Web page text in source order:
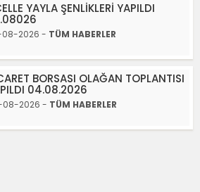
YAYLA ŞENLİKLERİ YAPILDI
08-2026 - TÜM HABERLER
BORSASI OLAĞAN TOPLANTISI
04.08.2026
08-2026 - TÜM HABERLER